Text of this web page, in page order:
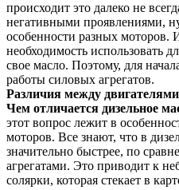
происходит это далеко не
негативными проявлениями,
особенности разных моторов.
необходимость использовать
свое масло. Поэтому, для
работы силовых агрегатов.
Различия между двигателями
Чем отличается дизельное
этот вопрос лежит в
моторов. Все знают, что в
значительно быстрее, по
агрегатами. Это приводит к
солярки, которая стекает в